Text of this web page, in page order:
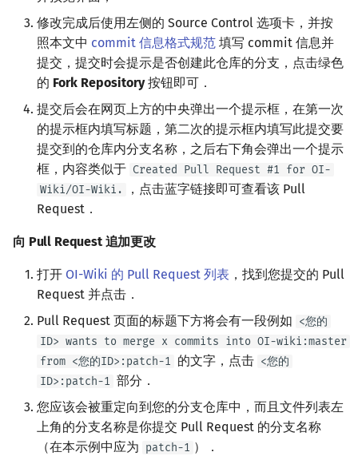
修改完成后使用左侧的 Source Control 选项卡，并按
照本文中 commit 信息格式规范 填写 commit 信息并
提交，提交时会提示是否创建此仓库的分支，点击绿色
的 Fork Repository按钮即可．
提交后会在网页上方的中央弹出一个提示框，在第一次
的提示框内填写标题，第二次的提示框内填写此提交要
提交到的仓库内分支名称，之后右下角会弹出一个提示
框，内容类似于 Created Pull Request #1 for OI-
Wiki/OI-Wiki.
，点击蓝字链接即可查看该 Pull
Request．
向 Pull Request 追加更改
打开 OI-Wiki 的 Pull Request 列表 ，找到您提交的 Pull
Request 并点击．
Pull Request 页面的标题下方将会有一段例如 <您的
ID> wants to merge x commits into OI-wiki:master
from <您的ID>:patch-1 的文字，点击 <您的
ID>:patch-1 部分．
您应该会被重定向到您的分支仓库中，而且文件列表左
上角的分支名称是你提交 Pull Request 的分支名称
（在本示例中应为 patch-1 ）．